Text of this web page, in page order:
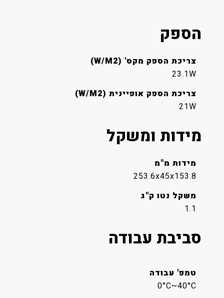
הספק
צריכת הספק מקס' (W/M2)
23.1W
צריכת הספק אופיינית (W/M2)
21W
מידות ומשקל
מידות מ"מ
253.6x45x153.8
משקל נטו ק"ג
1.1
סביבת עבודה
טמפ' עבודה
0°C~40°C